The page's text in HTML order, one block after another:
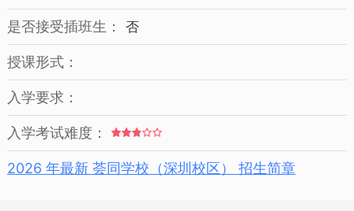
是否接受插班生： 否
授课形式：
入学要求：
入学考试难度：
2026 年最新 荟同学校（深圳校区） 招生简章